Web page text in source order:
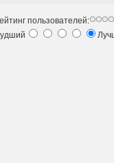
пользователей: